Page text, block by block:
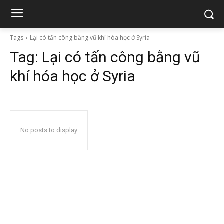
Tags Lại có tấn công bằng vũ khí hóa học ở Syria
Tag: Lại có tấn công bằng vũ
khí hóa học ở Syria
No posts to display